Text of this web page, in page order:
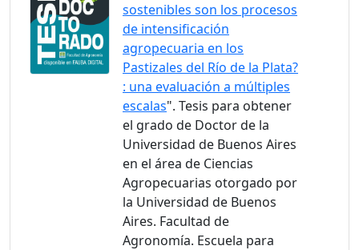
sostenibles son los procesos
de intensificación
agropecuaria en los
Pastizales del Río de la Plata?
: una evaluación a múltiples
escalas". Tesis para obtener
el grado de Doctor de la
Universidad de Buenos Aires
en el área de Ciencias
Agropecuarias otorgado por
la Universidad de Buenos
Aires. Facultad de
Agronomía. Escuela para